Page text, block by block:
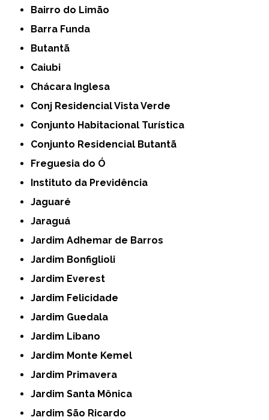
Bairro do Limão
Barra Funda
Butantã
Caiubi
Chácara Inglesa
Conj Residencial Vista Verde
Conjunto Habitacional Turística
Conjunto Residencial Butantã
Freguesia do Ó
Instituto da Previdência
Jaguaré
Jaraguá
Jardim Adhemar de Barros
Jardim Bonfiglioli
Jardim Everest
Jardim Felicidade
Jardim Guedala
Jardim Libano
Jardim Monte Kemel
Jardim Primavera
Jardim Santa Mônica
Jardim São Ricardo